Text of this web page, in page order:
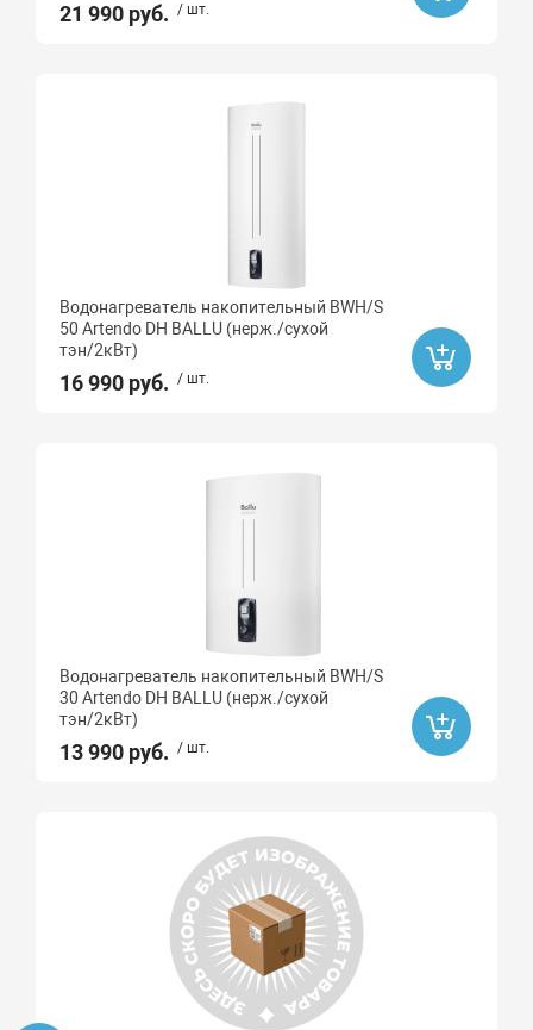
21 990 руб. / шт.
Водонагреватель накопительный BWH/S
50 Artendo DH BALLU (нерж./сухой
тэн/2кВт)
16 990 руб. / шт.
Водонагреватель накопительный BWH/S
30 Artendo DH BALLU (нерж./сухой
тэн/2кВт)
13 990 руб. / шт.